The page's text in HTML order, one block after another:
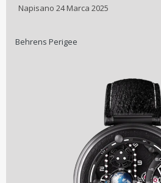
Napisano 24 Marca 2025
Behrens Perigee